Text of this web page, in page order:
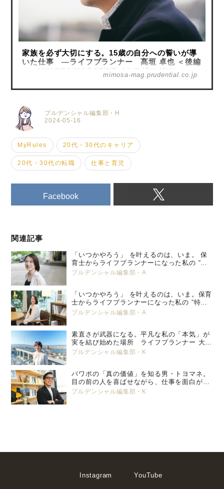
家族を必ず大切にする。15歳の自分への誓いが導
いた仕事 ―ライフプランナー 髙垣 卓也 ＜後編
＞ - MIMOSA MAGAZINE（ミモザマガジン）
mimosa-mag.prudential.co.jp
2024-05-16
プルデンシャル編集部・H
MyRules 20代・30代のキャリア
20代・30代の転職 仕事と育児
Facebook
関連記事
「いつかやろう」 を叶えるのは、いま。 保
育士からライフプランナーになった私の “特
別養子縁組” という選択。 プルデンシャル
プルデンシャル編集部・A
「いつかやろう」 を叶えるのは、いま。保育
士からライフプランナーになった私の “特別
養子縁組” という選択。 プルデンシャル生
プルデンシャル編集部・A
素直さが武器になる。平凡な私の「本気」が
実を結び始めた場所 ライフプランナー 大塚
美那
プルデンシャル編集部・K
パワポの「真の価値」を知る男・トヨマネ。
目の前の人を喜ばせながら、仕事を面白がっ
ていく
プルデンシャル編集部・K
Instagram YouTube